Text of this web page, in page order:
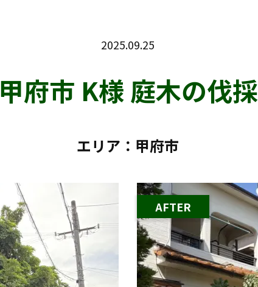
2025.09.25
甲府市 K様 庭木の伐採
エリア：甲府市